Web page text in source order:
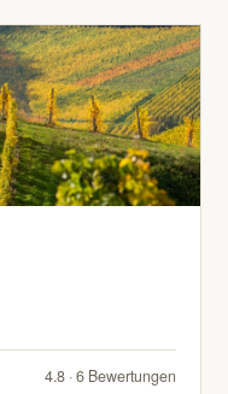
4.8 · 6 Bewertungen